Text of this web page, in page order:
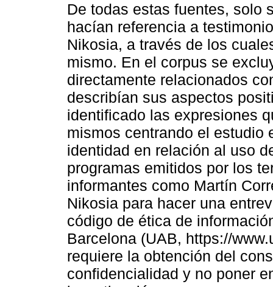
De todas estas fuentes, solo
hacían referencia a
Nikosia, a través de los
mismo. En el corpus se
directamente relacionados
describían sus aspectos
identificado las expresiones
mismos centrando el estudio
identidad en relación al uso
programas emitidos por los
informantes como Martín
Nikosia para hacer una
código de ética de
Barcelona (UAB, https://
requiere la obtención del
confidencialidad y no poner